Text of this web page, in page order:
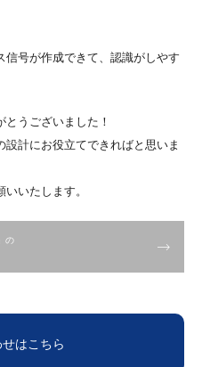
信号が作成できて、認識がしやす
うございました！
設計にお役立てできればと思いま
いたします。
の
はこちら